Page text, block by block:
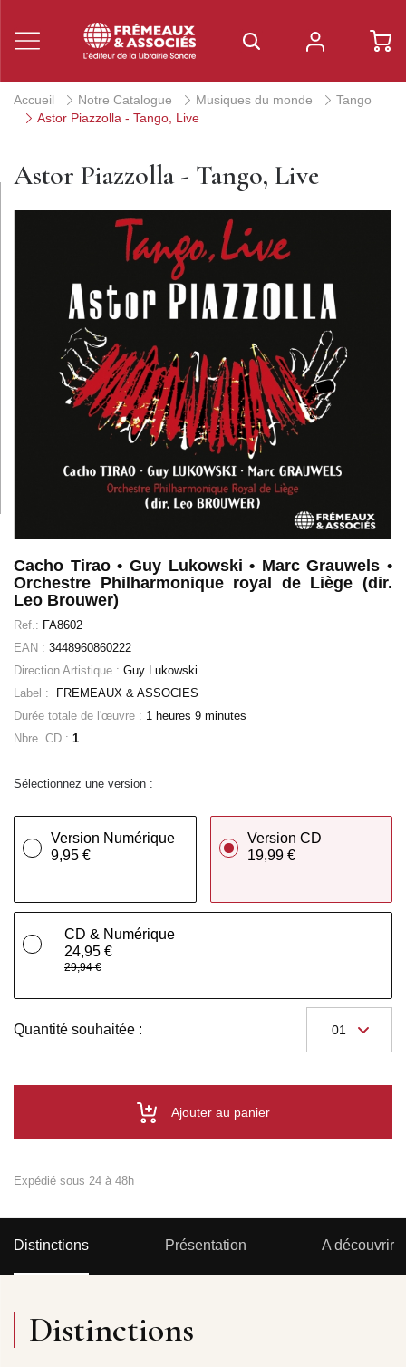
Accueil Notre Catalogue Musiques du monde
Tango
Astor Piazzolla - Tango, Live
Astor Piazzolla - Tango, Live
Cacho Tirao • Guy Lukowski • Marc Grauwels •
Orchestre Philharmonique royal de Liège (dir.
Leo Brouwer)
Ref.: FA8602
EAN : 3448960860222
Direction Artistique : Guy Lukowski
Label :
FREMEAUX & ASSOCIES
Durée totale de l'œuvre : 1 heures 9 minutes
Nbre. CD : 1
Sélectionnez une version :
Version Numérique
9,95 €
Version CD
19,99 €
CD & Numérique
24,95 €
29,94 €
Quantité souhaitée :
Ajouter au panier
Expédié sous 24 à 48h
Distinctions Présentation A découvrir
Distinctions